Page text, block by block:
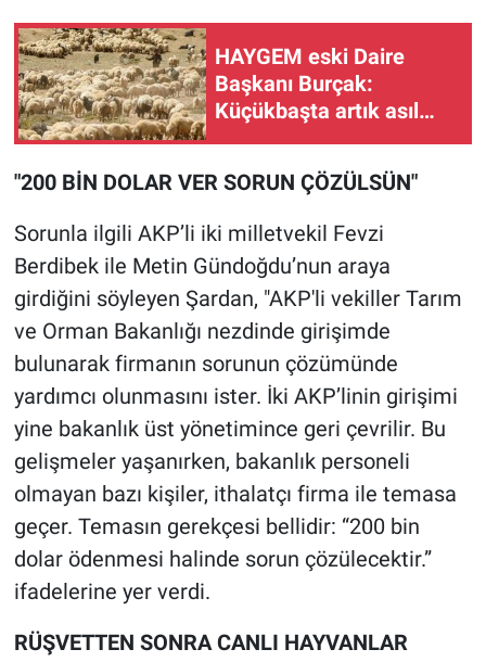
HAYGEM eski Daire
Başkanı Burçak:
Küçükbaşta artık asıl
mesele destek değil,
ihracat politikası
"200 BİN DOLAR VER SORUN ÇÖZÜLSÜN"
Sorunla ilgili AKP’li iki milletvekil Fevzi
Berdibek ile Metin Gündoğdu’nun araya
girdiğini söyleyen Şardan, "AKP'li vekiller Tarım
ve Orman Bakanlığı nezdinde girişimde
bulunarak firmanın sorunun çözümünde
yardımcı olunmasını ister. İki AKP’linin girişimi
yine bakanlık üst yönetimince geri çevrilir. Bu
gelişmeler yaşanırken, bakanlık personeli
olmayan bazı kişiler, ithalatçı firma ile temasa
geçer. Temasın gerekçesi bellidir: “200 bin
dolar ödenmesi halinde sorun çözülecektir.”
ifadelerine yer verdi.
RÜŞVETTEN SONRA CANLI HAYVANLAR